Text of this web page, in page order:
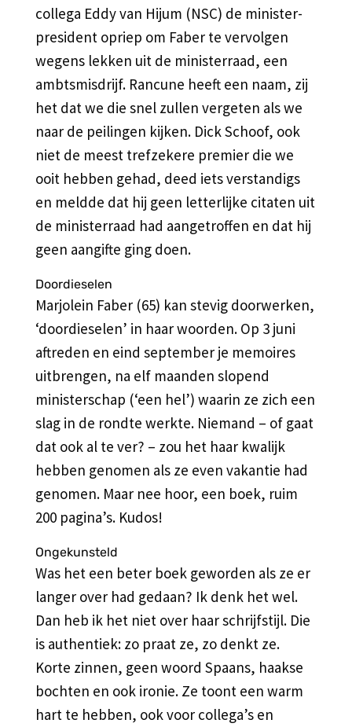
collega Eddy van Hijum (NSC) de minister-
president opriep om Faber te vervolgen
wegens lekken uit de ministerraad, een
ambtsmisdrijf. Rancune heeft een naam, zij
het dat we die snel zullen vergeten als we
naar de peilingen kijken. Dick Schoof, ook
niet de meest trefzekere premier die we
ooit hebben gehad, deed iets verstandigs
en meldde dat hij geen letterlijke citaten uit
de ministerraad had aangetroffen en dat hij
geen aangifte ging doen.
Doordieselen
Marjolein Faber (65) kan stevig doorwerken,
‘doordieselen’ in haar woorden. Op 3 juni
aftreden en eind september je memoires
uitbrengen, na elf maanden slopend
ministerschap (‘een hel’) waarin ze zich een
slag in de rondte werkte. Niemand – of gaat
dat ook al te ver? – zou het haar kwalijk
hebben genomen als ze even vakantie had
genomen. Maar nee hoor, een boek, ruim
200 pagina’s. Kudos!
Ongekunsteld
Was het een beter boek geworden als ze er
langer over had gedaan? Ik denk het wel.
Dan heb ik het niet over haar schrijfstijl. Die
is authentiek: zo praat ze, zo denkt ze.
Korte zinnen, geen woord Spaans, haakse
bochten en ook ironie. Ze toont een warm
hart te hebben, ook voor collega’s en